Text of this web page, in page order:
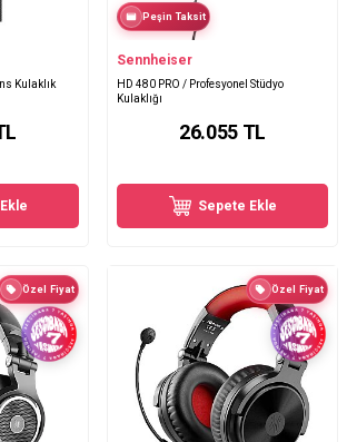
Kulaklık
Peşin Taksit
Sennheiser
HD 480 PRO / Profesyonel Stüdyo
Kulaklığı
26.055TL
Sepete Ekle
Özel Fiyat Özel Fiyat